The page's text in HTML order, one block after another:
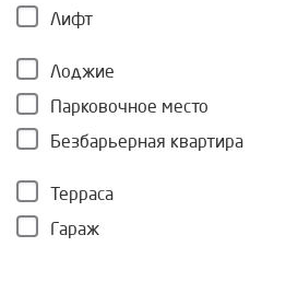
Лифт
Лоджие
Парковочное место
Безбарьерная квартира
Терраса
Гараж